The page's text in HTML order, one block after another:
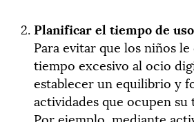
Planificar el tiempo de
Para evitar que los niños
tiempo excesivo al ocio
establecer un equilibrio y
actividades que ocupen
Por ejemplo, mediante